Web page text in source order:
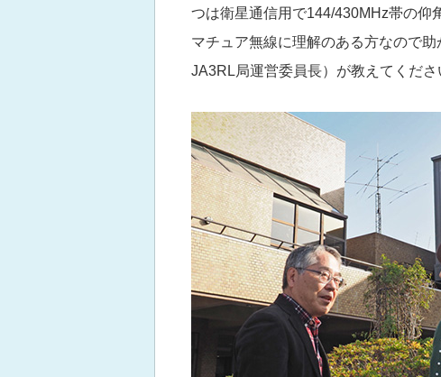
つは衛星通信用で144/430MHz帯の仰
マチュア無線に理解のある方なので
JA3RL局運営委員長）が教えてくださ